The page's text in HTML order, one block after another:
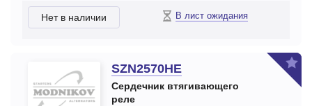
Нет в наличии В лист ожидания
SZN2570HE
Сердечник втягивающего
реле